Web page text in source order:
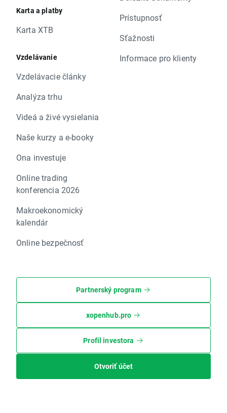
Karta a platby
Karta XTB
Vzdelávanie
Vzdelávacie články
Analýza trhu
Videá a živé vysielania
Naše kurzy a e-booky
Ona investuje
Online trading
konferencia 2026
Makroekonomický
kalendár
Online bezpečnosť
Prístupnosť
Sťažnosti
Informace pro klienty
Partnerský program
xopenhub.pro
Profil investora
Otvoriť účet